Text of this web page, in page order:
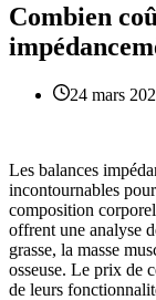
Combien
24 mars
Les balances
incontournables
composition
offrent une analyse
grasse, la masse
osseuse. Le prix de
de leurs